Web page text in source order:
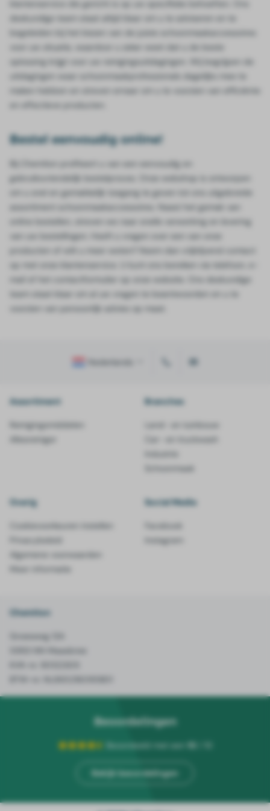
klantenservice die gericht is op uw specifieke behoeften. Ons
deskundige team staat altijd klaar om u te adviseren en te
begeleiden bij het kiezen van de juiste schoonmaakaccessoires
voor uw situatie, waardoor u zeker weet dat u de beste
oplossing krijgt voor uw reinigingsuitdagingen. Wij begrijpen de
uitdagingen waar schoonmaakprofessionals dagelijks mee te
maken hebben en streven ernaar om u te voorzien van efficiënte
Bestel eenvoudig online!
Bij Chemiton profiteert u van een eenvoudig en
gebruiksvriendelijk bestelproces. Onze webshop is ontworpen
om u snel en gemakkelijk toegang te geven tot ons uitgebreide
assortiment schoonmaakaccessoires. Naast het gemak van
online bestellen, streven we naar snelle verwerking en levering
van uw bestellingen. Heeft u vragen over een van onze
producten of wilt u meer weten? Neem dan vrijblijvend contact
op met onze klantenservice. U kunt ons bereiken via telefoon, e-
mail of het contactformulier op onze website. Ons deskundige
team staat klaar om al uw vragen te beantwoorden en u te
voorzien van persoonlijk advies op maat.
Beoordelingen
Beoordeeld met een
Bekijk beoordelingen
Assortiment
Reinigingsmiddelen
Allesreiniger
Branches
Schoonmaak
Overig
Algemene voorwaarden
Meer informatie
Social Media
Instagram
Chemiton
Groesweg 12A
5993 NN Maasbree